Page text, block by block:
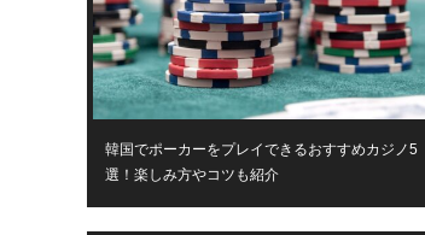
韓国でポーカーをプレイできるおすすめカジノ5
選！楽しみ方やコツも紹介